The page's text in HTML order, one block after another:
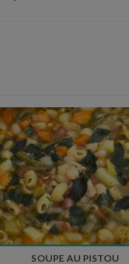
Temps de préparation : 35 min
Temps de cuisson : 1h15
Nombre de couverts : 8
SOUPE AU PISTOU